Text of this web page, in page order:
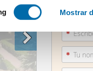
(huellas
momento
Mostrar
960